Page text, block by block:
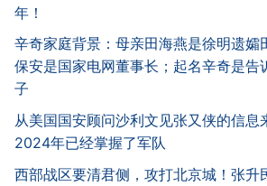
年！
辛奇家庭背景：母亲田海燕是徐明遗孀
保安是国家电网董事长；起名辛奇是告
子
从美国国安顾问沙利文见张又侠的信息
2024年已经掌握了军队
西部战区要清君侧，攻打北京城！张升